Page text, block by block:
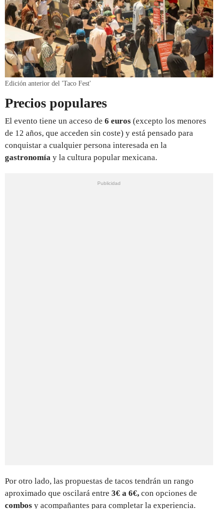
Edición anterior del 'Taco Fest'
Precios populares
El evento tiene un acceso de 6 euros (excepto los menores
de 12 años, que acceden sin coste) y está pensado para
conquistar a cualquier persona interesada en la
gastronomía y la cultura popular mexicana.
Por otro lado, las propuestas de tacos tendrán un rango
aproximado que oscilará entre 3€ a 6€, con opciones de
combos y acompañantes para completar la experiencia.